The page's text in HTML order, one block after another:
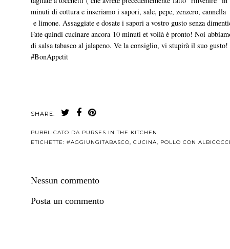
minuti di cottura e inseriamo i sapori, sale, pepe, zenzero, cannella
e limone. Assaggiate e dosate i sapori a vostro gusto senza
Fate quindi cucinare ancora 10 minuti et voilà è pronto! Noi
di salsa tabasco al jalapeno. Ve la consiglio, vi stupirà il suo
#BonAppetit
SHARE:
PUBBLICATO DA PURSES IN THE KITCHEN
ETICHETTE: #AGGIUNGITABASCO, CUCINA, POLLO CON
Nessun commento
Posta un commento